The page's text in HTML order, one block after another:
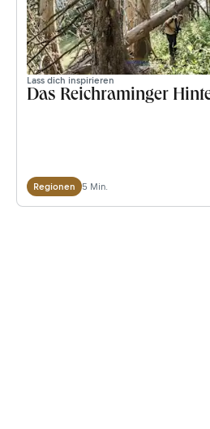
Lass dich inspirieren
Das Reichraminger
Regionen 5 Min.